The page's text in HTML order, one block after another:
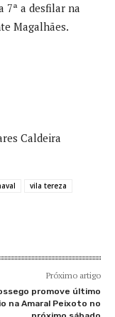
7ª a desfilar na
Magalhães.
Caldeira
vila tereza
Próximo artigo
promove último
na Amaral Peixoto no